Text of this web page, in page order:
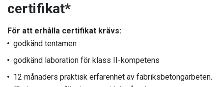
certifikat*
För att erhålla certifikat krävs:
godkänd tentamen
godkänd laboration för klass II-kompetens
12 månaders praktisk erfarenhet av fabriksbetongarbeten.